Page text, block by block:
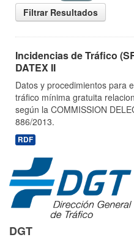
Filtrar Resultados
Incidencias de Tráfico
DATEX II
Datos y procedimientos para
tráfico mínima gratuita
según la COMMISSION
886/2013.
RDF
DGT